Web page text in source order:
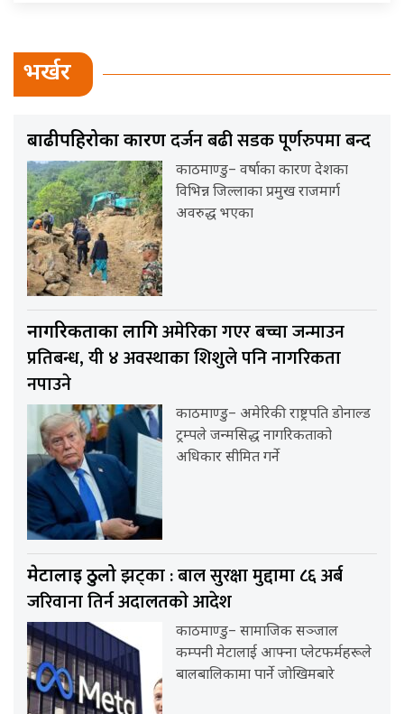
भर्खर
बाढीपहिरोका कारणदर्जन बढी सडक पूर्णरुपमा बन्द
काठमाण्डु– वर्षाका कारण देशका
विभिन्न जिल्लाका प्रमुख राजमार्ग
अवरुद्ध भएका
नागरिकताका लागिअमेरिका गएर बच्चा जन्माउन
प्रतिबन्ध, यी ४ अवस्थाका शिशुले पनि नागरिकता
नपाउने
काठमाण्डु– अमेरिकी राष्ट्रपति डोनाल्ड
ट्रम्पले जन्मसिद्ध नागरिकताको
अधिकार सीमित गर्ने
मेटालाई ठुलोझट्का : बाल सुरक्षा मुद्दामा ८६ अर्ब
जरिवाना तिर्न अदालतकाे आदेश
काठमाण्डु– सामाजिक सञ्जाल
कम्पनी मेटालाई आफ्ना प्लेटफर्महरूले
बालबालिकामा पार्ने जोखिमबारे